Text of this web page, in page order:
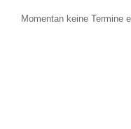
Momentan keine Termine